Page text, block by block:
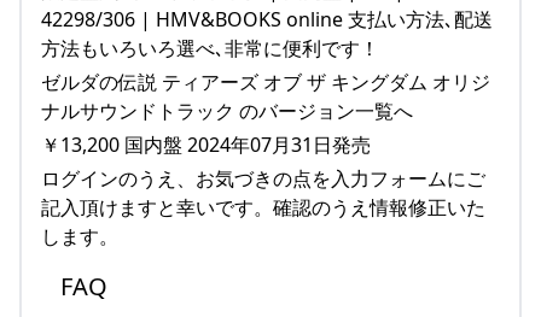
42298/306 | HMV&BOOKS online 支払い方法､配送
方法もいろいろ選べ､非常に便利です！
ゼルダの伝説 ティアーズ オブ ザ キングダム オリジ
ナルサウンドトラック のバージョン一覧へ
￥13,200 国内盤 2024年07月31日発売
ログインのうえ、お気づきの点を入力フォームにご
記入頂けますと幸いです。確認のうえ情報修正いた
します。
FAQ